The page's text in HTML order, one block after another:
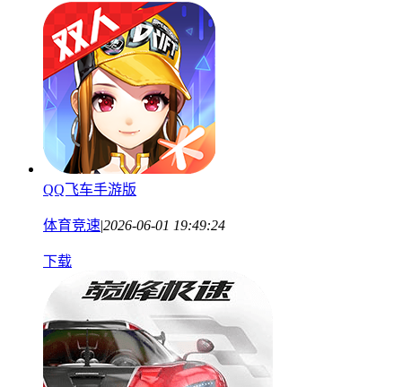
QQ飞车手游版
体育竞速|2026-06-01 19:49:24
下载